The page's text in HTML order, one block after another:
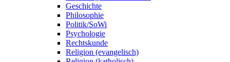
Geschichte
Philosophie
Politik/SoWi
Psychologie
Rechtskunde
Religion (evangelisch)